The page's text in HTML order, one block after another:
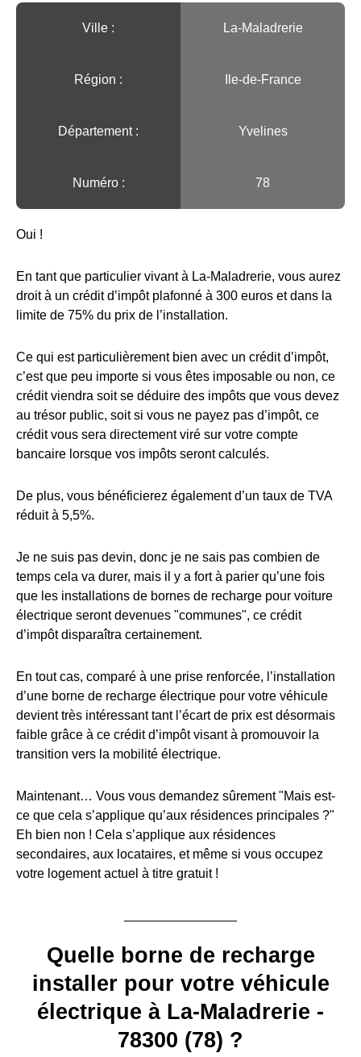
Ville :️ La-Maladrerie
Région :️ Ile-de-France
Département : Yvelines
Numéro : 78
Oui !
En tant que particulier vivant à La-Maladrerie, vous aurez
droit à un crédit d’impôt plafonné à 300 euros et dans la
limite de 75% du prix de l’installation.
Ce qui est particulièrement bien avec un crédit d’impôt,
c’est que peu importe si vous êtes imposable ou non, ce
crédit viendra soit se déduire des impôts que vous devez
au trésor public, soit si vous ne payez pas d’impôt, ce
crédit vous sera directement viré sur votre compte
bancaire lorsque vos impôts seront calculés.
De plus, vous bénéficierez également d’un taux de TVA
réduit à 5,5%.
Je ne suis pas devin, donc je ne sais pas combien de
temps cela va durer, mais il y a fort à parier qu’une fois
que les installations de bornes de recharge pour voiture
électrique seront devenues "communes", ce crédit
d’impôt disparaîtra certainement.
En tout cas, comparé à une prise renforcée, l’installation
d’une borne de recharge électrique pour votre véhicule
devient très intéressant tant l’écart de prix est désormais
faible grâce à ce crédit d’impôt visant à promouvoir la
transition vers la mobilité électrique.
Maintenant… Vous vous demandez sûrement "Mais est-
ce que cela s’applique qu’aux résidences principales ?"
Eh bien non ! Cela s’applique aux résidences
secondaires, aux locataires, et même si vous occupez
votre logement actuel à titre gratuit !
Quelle borne de recharge
installer pour votre véhicule
électrique à La-Maladrerie -
78300 (78) ?